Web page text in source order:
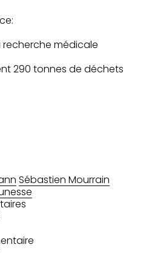
recherche médicale
290 tonnes de déchets
Sébastien Mourrain